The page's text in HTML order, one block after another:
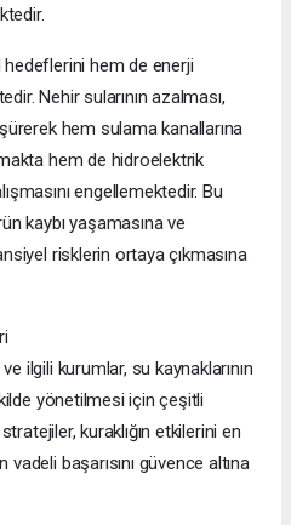
hedeflerini hem de enerji
Nehir sularının azalması,
hem sulama kanallarına
hem de hidroelektrik
engellemektedir. Bu
kaybı yaşamasına ve
risklerin ortaya çıkmasına
ilgili kurumlar, su kaynaklarının
yönetilmesi için çeşitli
kuraklığın etkilerini en
başarısını güvence altına